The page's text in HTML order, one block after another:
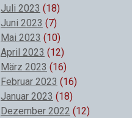
Juli 2023 (18)
Juni 2023 (7)
Mai 2023 (10)
April 2023 (12)
März 2023 (16)
Februar 2023 (16)
Januar 2023 (18)
Dezember 2022 (12)